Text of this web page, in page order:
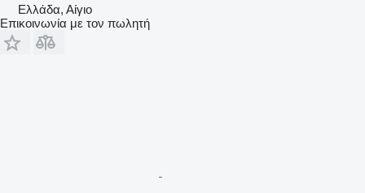
Ελλάδα, Αίγιο
Επικοινωνία με τον πωλητή